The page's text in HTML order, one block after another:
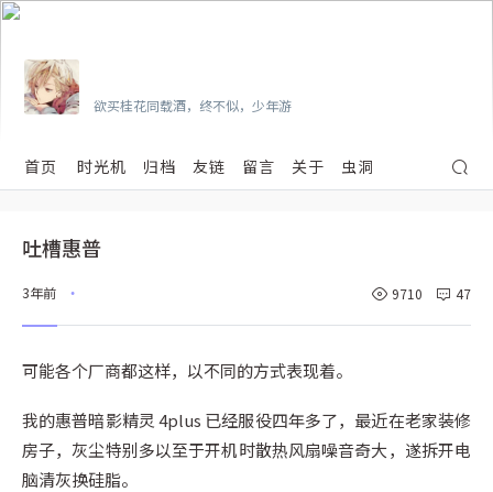
欲买桂花同载酒，终不似，少年游
首页 时光机 归档 友链 留言 关于 虫洞
吐槽惠普
3年前 • 9710 47
可能各个厂商都这样，以不同的方式表现着。
我的惠普暗影精灵 4plus 已经服役四年多了，最近在老家装修
房子，灰尘特别多以至于开机时散热风扇噪音奇大，遂拆开电
脑清灰换硅脂。